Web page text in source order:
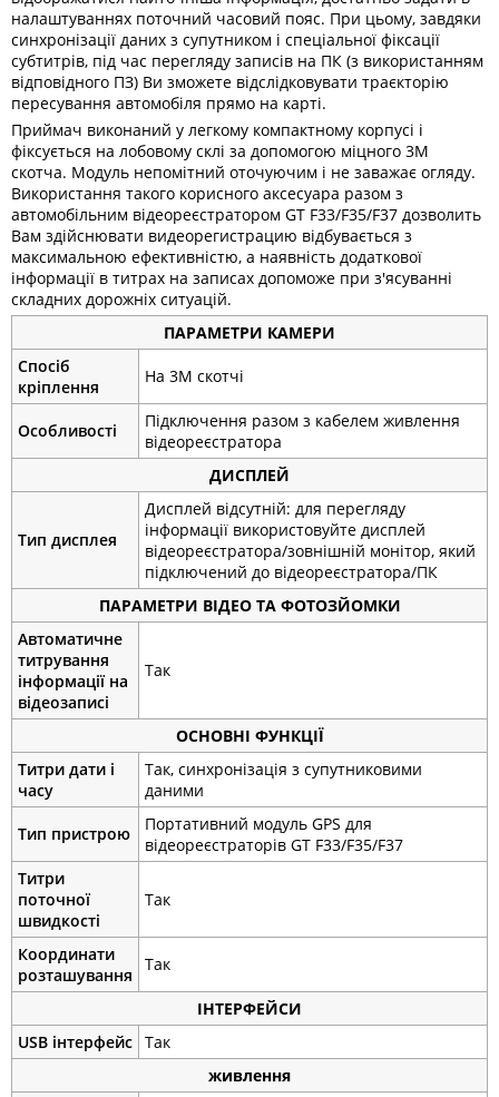
налаштуваннях поточний часовий пояс. При цьому, завдяки
синхронізації даних з супутником і спеціальної фіксації
субтитрів, під час перегляду записів на ПК (з використанням
відповідного ПЗ) Ви зможете відслідковувати траєкторію
пересування автомобіля прямо на карті.
Приймач виконаний у легкому компактному корпусі і
фіксується на лобовому склі за допомогою міцного 3М
скотча. Модуль непомітний оточуючим і не заважає огляду.
Використання такого корисного аксесуара разом з
автомобільним відеореєстратором GT F33/F35/F37 дозволить
Вам здійснювати видеорегистрацию відбувається з
максимальною ефективністю, а наявність додаткової
інформації в титрах на записах допоможе при з'ясуванні
складних дорожніх ситуацій.
ПАРАМЕТРИ КАМЕРИ
Спосіб
кріплення
На 3М скотчі
Особливості
Підключення разом з кабелем живлення
відеореєстратора
ДИСПЛЕЙ
Тип дисплея
Дисплей відсутній: для перегляду
інформації використовуйте дисплей
відеореєстратора/зовнішній монітор, який
підключений до відеореєстратора/ПК
ПАРАМЕТРИ ВІДЕО ТА ФОТОЗЙОМКИ
Автоматичне
титрування
інформації на
відеозаписі
Так
ОСНОВНІ ФУНКЦІЇ
Титри дати і
часу
Так, синхронізація з супутниковими
даними
Тип пристрою
Портативний модуль GPS для
відеореєстраторів GT F33/F35/F37
Титри
поточної
швидкості
Так
Координати
розташування
Так
ІНТЕРФЕЙСИ
USB інтерфейс Так
живлення